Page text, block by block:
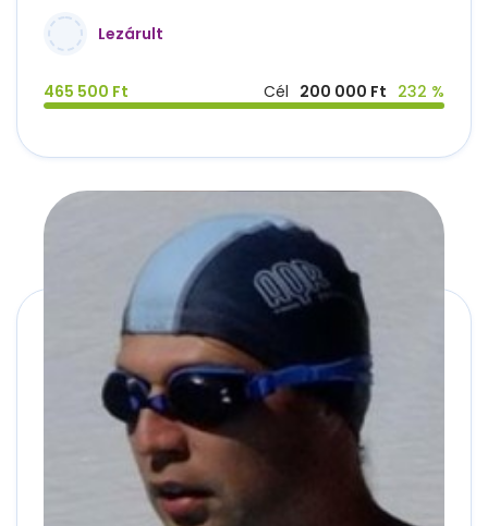
Lezárult
465 500 Ft Cél 200 000 Ft 232 %